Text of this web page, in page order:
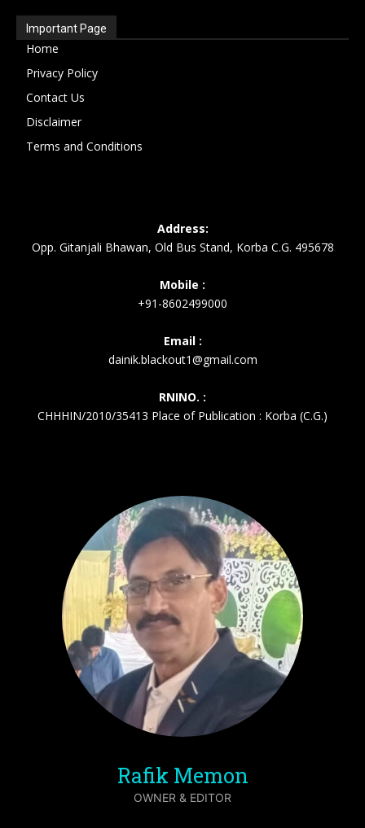
Important Page
Home
Privacy Policy
Contact Us
Disclaimer
Terms and Conditions
Address:
Opp. Gitanjali Bhawan, Old Bus Stand, Korba C.G. 495678
Mobile :
+91-8602499000
Email :
dainik.blackout1@gmail.com
RNINO. :
CHHHIN/2010/35413 Place of Publication : Korba (C.G.)
Rafik Memon
OWNER & EDITOR